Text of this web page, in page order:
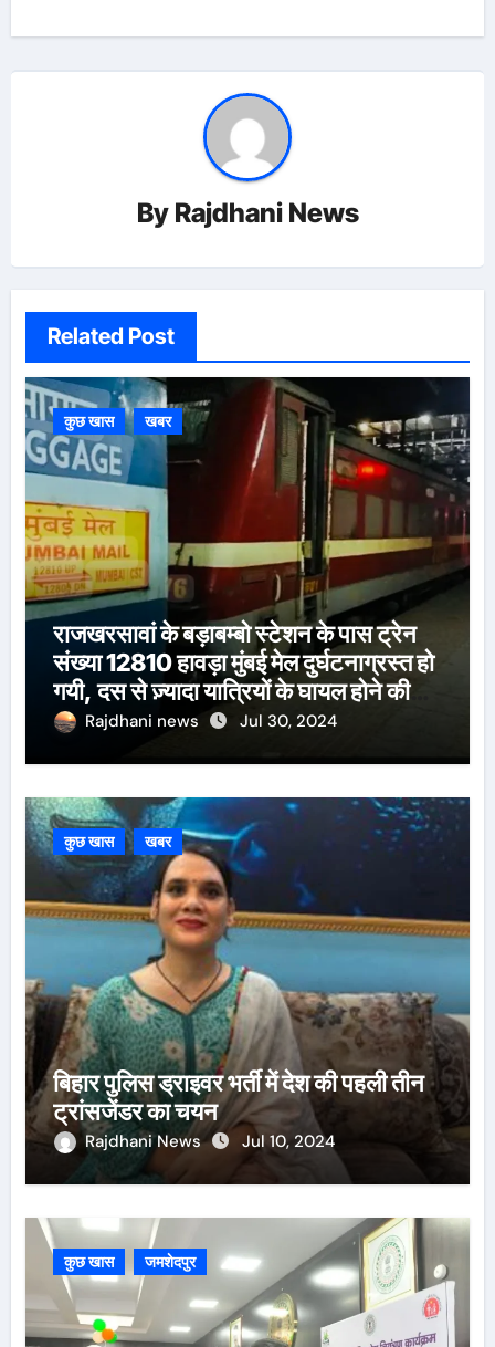
By Rajdhani News
Related Post
कुछ खास खबर
राजखरसावां के बड़ाबम्बो स्टेशन के पास ट्रेन
संख्या 12810 हावड़ा मुंबई मेल दुर्घटनाग्रस्त हो
गयी, दस से ज़्यादा यात्रियों के घायल होने की
खबर।सरायकेला के वरीय पदाधिकारी
Rajdhani news Jul 30, 2024
कुछ खास खबर
बिहार पुलिस ड्राइवर भर्ती में देश की पहली तीन
ट्रांसजेंडर का चयन
Rajdhani News Jul 10, 2024
कुछ खास जमशेदपुर